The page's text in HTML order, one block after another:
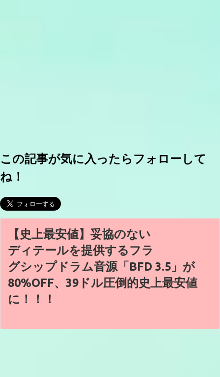
この記事が気に入ったらフォローして
ね！
【史上最安値】妥協のない
ディテールを提供するフラ
グシップドラム音源「BFD 3.5」が
80%OFF、39ドル圧倒的史上最安値
に！！！